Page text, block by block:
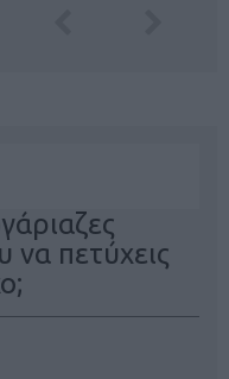
να πετύχεις